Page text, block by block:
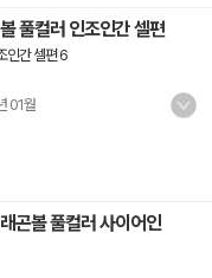
풀컬러 인조인간 셀편
인간 셀편 6
01월
곤볼 풀컬러 사이어인